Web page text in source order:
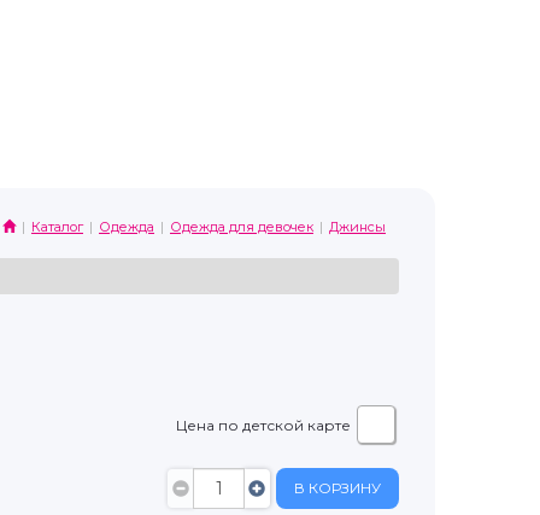
Каталог Одежда Одежда для девочек Джинсы
Цена по детской карте
В КОРЗИНУ